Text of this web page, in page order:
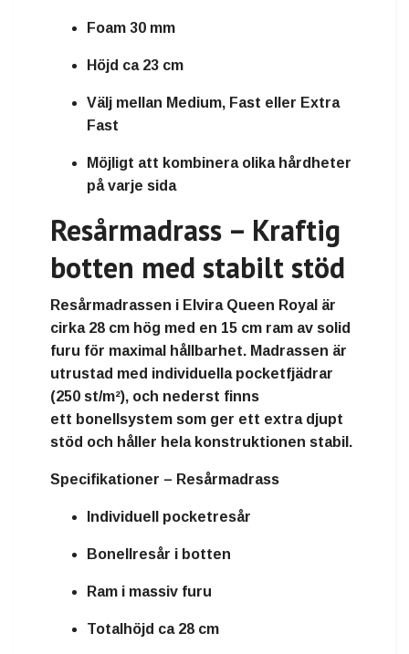
Foam 30 mm
Höjd ca 23 cm
Välj mellan Medium, Fast eller Extra
Fast
Möjligt att kombinera olika hårdheter
på varje sida
Resårmadrass – Kraftig
botten med stabilt stöd
Resårmadrassen i Elvira Queen Royal är
cirka 28 cm hög med en 15 cm ram av solid
furu för maximal hållbarhet. Madrassen är
utrustad med individuella pocketfjädrar
(250 st/m²), och nederst finns
ett bonellsystem som ger ett extra djupt
stöd och håller hela konstruktionen stabil.
Specifikationer – Resårmadrass
Individuell pocketresår
Bonellresår i botten
Ram i massiv furu
Totalhöjd ca 28 cm